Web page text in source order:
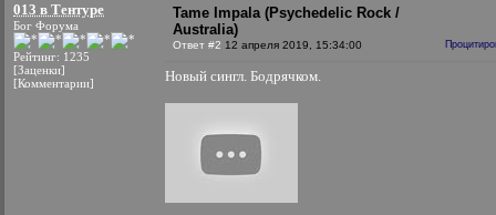
013 в Тентуре
Бог Форума
Рейтинг: 1235
[Заценки]
[Комментарии]
Tame Impala (Psychedelic Rock /
Australia)
Ответ #2 12 апреля 2019, 15:34:00
Новый сингл. Бодрячком.